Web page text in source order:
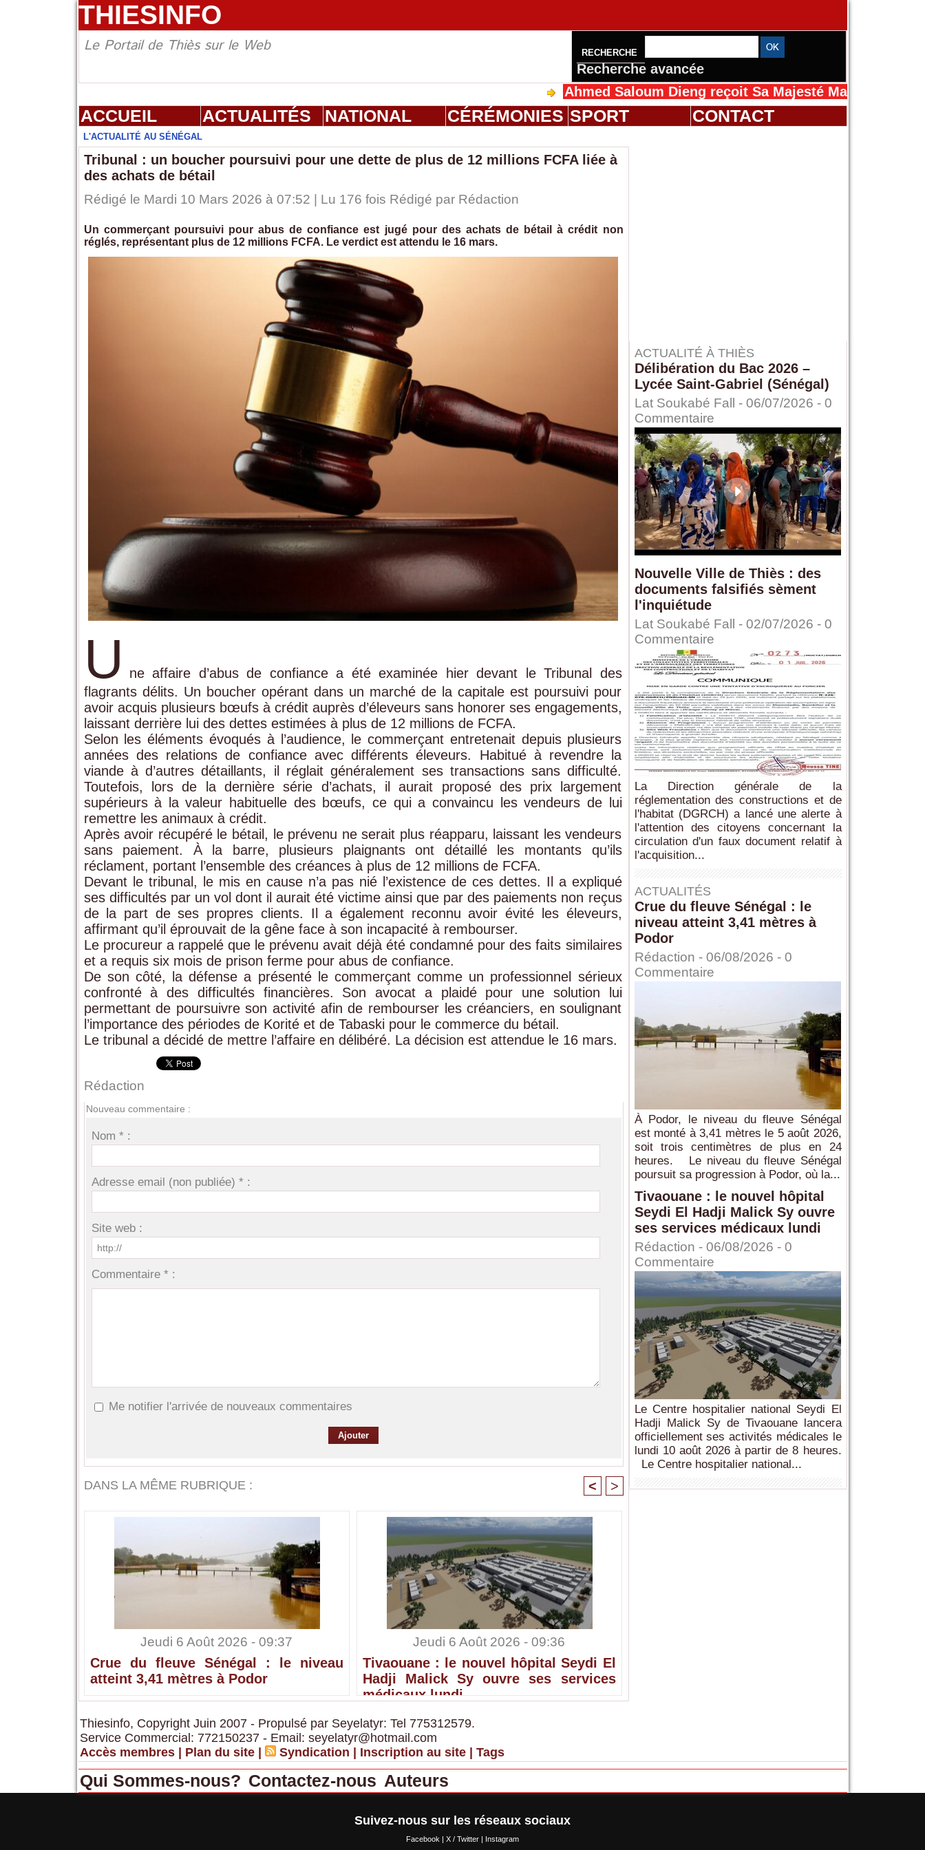
THIESINFO
Le Portail de Thiès sur le Web RECHERCHE
Recherche avancée
Ahmed Saloum Dieng reçoit Sa Majesté Mansah Cissé au
ACCUEIL ACTUALITÉS NATIONAL CÉRÉMONIES SPORT CONTACT
L'ACTUALITÉ AU SÉNÉGAL
Tribunal : un boucher poursuivi pour une dette de plus de 12 millions FCFA liée à
des achats de bétail
Rédigé le Mardi 10 Mars 2026 à 07:52 | Lu 176 fois Rédigé par Rédaction
Un commerçant poursuivi pour abus de confiance est jugé pour des achats de bétail à crédit non
réglés, représentant plus de 12 millions FCFA. Le verdict est attendu le 16 mars.
U
ne affaire d’abus de confiance a été examinée hier devant le Tribunal des
flagrants délits. Un boucher opérant dans un marché de la capitale est poursuivi pour
avoir acquis plusieurs bœufs à crédit auprès d’éleveurs sans honorer ses engagements,
laissant derrière lui des dettes estimées à plus de 12 millions de FCFA.
Selon les éléments évoqués à l’audience, le commerçant entretenait depuis plusieurs
années des relations de confiance avec différents éleveurs. Habitué à revendre la
viande à d’autres détaillants, il réglait généralement ses transactions sans difficulté.
Toutefois, lors de la dernière série d’achats, il aurait proposé des prix largement
supérieurs à la valeur habituelle des bœufs, ce qui a convaincu les vendeurs de lui
remettre les animaux à crédit.
Après avoir récupéré le bétail, le prévenu ne serait plus réapparu, laissant les vendeurs
sans paiement. À la barre, plusieurs plaignants ont détaillé les montants qu’ils
réclament, portant l’ensemble des créances à plus de 12 millions de FCFA.
Devant le tribunal, le mis en cause n’a pas nié l’existence de ces dettes. Il a expliqué
ses difficultés par un vol dont il aurait été victime ainsi que par des paiements non reçus
de la part de ses propres clients. Il a également reconnu avoir évité les éleveurs,
affirmant qu’il éprouvait de la gêne face à son incapacité à rembourser.
Le procureur a rappelé que le prévenu avait déjà été condamné pour des faits similaires
et a requis six mois de prison ferme pour abus de confiance.
De son côté, la défense a présenté le commerçant comme un professionnel sérieux
confronté à des difficultés financières. Son avocat a plaidé pour une solution lui
permettant de poursuivre son activité afin de rembourser les créanciers, en soulignant
l’importance des périodes de Korité et de Tabaski pour le commerce du bétail.
Le tribunal a décidé de mettre l’affaire en délibéré. La décision est attendue le 16 mars.
Rédaction
Nouveau commentaire :
Nom * :
Adresse email (non publiée) * :
Site web :
Commentaire * :
Me notifier l'arrivée de nouveaux commentaires
DANS LA MÊME RUBRIQUE : < >
Jeudi 6 Août 2026 - 09:37
Crue du fleuve Sénégal : le niveau
atteint 3,41 mètres à Podor
Jeudi 6 Août 2026 - 09:36
Tivaouane : le nouvel hôpital Seydi El
Hadji Malick Sy ouvre ses services
médicaux lundi
ACTUALITÉ À THIÈS
Délibération du Bac 2026 –
Lycée Saint-Gabriel (Sénégal)
Lat Soukabé Fall - 06/07/2026 - 0
Commentaire
Nouvelle Ville de Thiès : des
documents falsifiés sèment
l'inquiétude
Lat Soukabé Fall - 02/07/2026 - 0
Commentaire
La Direction générale de la
réglementation des constructions et de
l'habitat (DGRCH) a lancé une alerte à
l'attention des citoyens concernant la
circulation d'un faux document relatif à
l'acquisition...
ACTUALITÉS
Crue du fleuve Sénégal : le
niveau atteint 3,41 mètres à
Podor
Rédaction - 06/08/2026 - 0
Commentaire
À Podor, le niveau du fleuve Sénégal
est monté à 3,41 mètres le 5 août 2026,
soit trois centimètres de plus en 24
heures. Le niveau du fleuve Sénégal
poursuit sa progression à Podor, où la...
Tivaouane : le nouvel hôpital
Seydi El Hadji Malick Sy ouvre
ses services médicaux lundi
Rédaction - 06/08/2026 - 0
Commentaire
Le Centre hospitalier national Seydi El
Hadji Malick Sy de Tivaouane lancera
officiellement ses activités médicales le
lundi 10 août 2026 à partir de 8 heures.
Le Centre hospitalier national...
Thiesinfo, Copyright Juin 2007 - Propulsé par Seyelatyr: Tel 775312579.
Service Commercial: 772150237 - Email: seyelatyr@hotmail.com
Accès membres
Plan du site Syndication Inscription au site Tags
Qui Sommes-nous? Contactez-nous Auteurs
Suivez-nous sur les réseaux sociaux
Facebook | X / Twitter | Instagram